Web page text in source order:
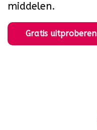
middelen.
Gratis uitproberen